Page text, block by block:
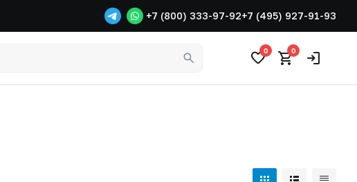
+7 (800) 333-97-92+7 (495) 927-91-93
0 0